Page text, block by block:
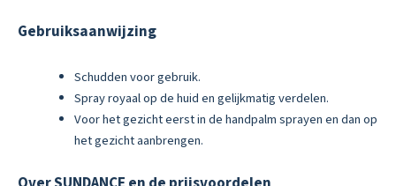
Gebruiksaanwijzing
Schudden voor gebruik.
Spray royaal op de huid en gelijkmatig verdelen.
Voor het gezicht eerst in de handpalm sprayen en dan op
het gezicht aanbrengen.